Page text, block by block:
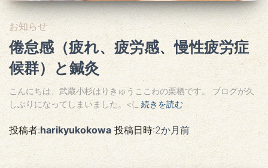
お知らせ
倦怠感（疲れ、疲労感、慢性疲労症
候群）と鍼灸
こんにちは、武蔵小杉はりきゅうここわの栗栖です。 ブログが久
しぶりになってしまいました。<(_ 続きを読む
投稿者:harikyukokowa 投稿日時:2か月前